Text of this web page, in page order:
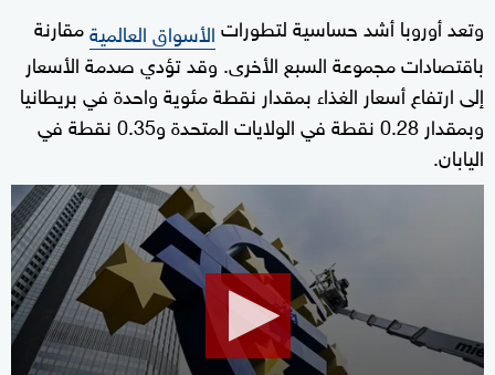
وتعد أوروبا أشد حساسية لتطوراتالأسواق العالميةمقارنة
باقتصادات مجموعة السبع الأخرى. وقد تؤدي صدمة الأسعار
إلى ارتفاع أسعار الغذاء بمقدار نقطة مئوية واحدة في بريطانيا
وبمقدار 0.28 نقطة في الولايات المتحدة و0.35 نقطة في
اليابان.
seconds
of
6
minutes,
30
seconds